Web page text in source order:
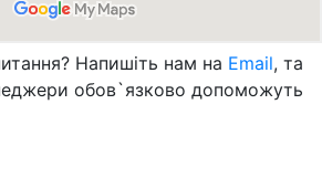
Напишіть нам на Email, та
обов`язково допоможуть